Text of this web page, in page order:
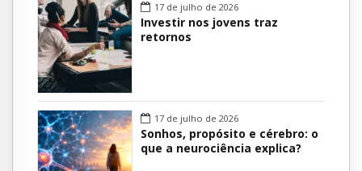
17 de julho de 2026
Investir nos jovens traz
retornos
17 de julho de 2026
Sonhos, propósito e cérebro: o
que a neurociência explica?